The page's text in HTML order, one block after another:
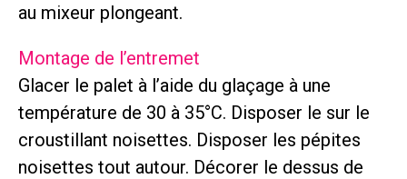
au mixeur plongeant.
Montage de l’entremet
Glacer le palet à l’aide du glaçage à une
température de 30 à 35°C. Disposer le sur le
croustillant noisettes. Disposer les pépites
noisettes tout autour. Décorer le dessus de